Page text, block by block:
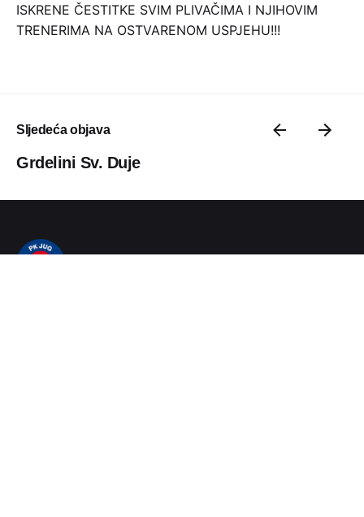
ISKRENE ČESTITKE SVIM PLIVAČIMA I NJIHOVIM
TRENERIMA NA OSTVARENOM USPJEHU!!!
Sljedeća objava
Grdelini Sv. Duje